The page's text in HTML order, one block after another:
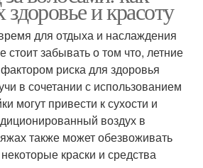
здоровье и красоту
для отдыха и наслаждения
стоит забывать о том что, летние
риска для здоровья
в сочетании с использованием
могут привести к сухости и
воздух в
также может обезвоживать
краски и средства